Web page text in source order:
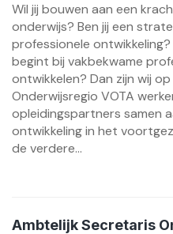
Wil jij bouwen aan een
onderwijs? Ben jij een
professionele
begint bij vakbekwame
ontwikkelen? Dan zijn wij
Onderwijsregio VOTA
opleidingspartners samen
ontwikkeling in het
de verdere...
Ambtelijk Secretaris